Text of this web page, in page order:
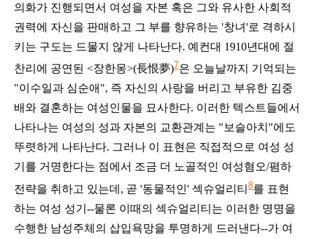
의화가 진행되면서 여성을 자본 혹은 그와 유사한 사회적
권력에 자신을 판매하고 그 부를 향유하는 '창녀'로 격하시
키는 구도는 드물지 않게 나타난다. 예컨대 1910년대에 절
찬리에 공연된 <장한몽>(長恨夢)7은 오늘날까지 기억되는
"이수일과 심순애", 즉 자신의 사랑을 버리고 부유한 김중
배와 결혼하는 여성인물을 묘사한다. 이러한 텍스트들에서
나타나는 여성의 성과 자본의 교환관계는 "보슬아치"에도
뚜렷하게 나타난다. 그러나 이 표현은 직접적으로 여성 성
기를 거명한다는 점에서 조금 더 노골적인 여성혐오/폄하
전략을 취하고 있는데, 곧 '동물적인' 섹슈얼리티 8를 표현
하는 여성 성기--물론 이때의 섹슈얼리티는 이러한 명명을
수행한 남성주체의 삽입욕망을 투명하게 드러낸다--가 여